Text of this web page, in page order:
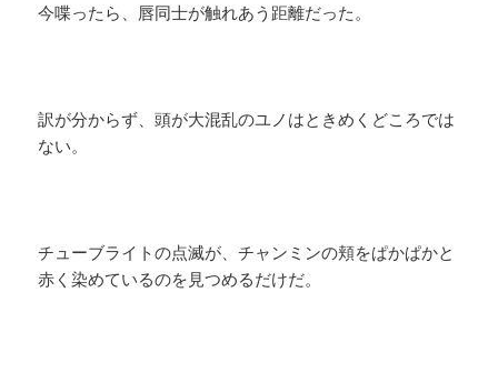
今喋ったら、唇同士が触れあう距離だった。
訳が分からず、頭が大混乱のユノはときめくどころでは
ない。
チューブライトの点滅が、チャンミンの頬をぱかぱかと
赤く染めているのを見つめるだけだ。